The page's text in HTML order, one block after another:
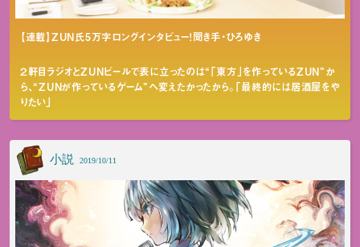
【連載】ZUN氏5万字ロングインタビュー！聞き手・ひろゆき
２軒目ラジオとZUNビールで表に立ったのは“「東方」を作っているZUN”か
ら、“ZUNが作っているゲーム”へ変えたかったから。「最終的には居酒屋をや
りたい」
小説 2019/10/11